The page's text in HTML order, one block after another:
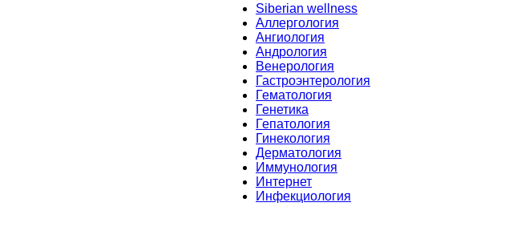
Siberian wellness
Аллергология
Ангиология
Андрология
Венерология
Гастроэнтерология
Гематология
Генетика
Гепатология
Гинекология
Дерматология
Иммунология
Интернет
Инфекциология